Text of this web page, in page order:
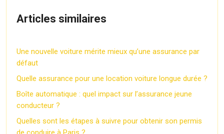
Articles similaires
Une nouvelle voiture mérite mieux qu’une assurance par
défaut
Quelle assurance pour une location voiture longue durée ?
Boîte automatique : quel impact sur l’assurance jeune
conducteur ?
Quelles sont les étapes à suivre pour obtenir son permis